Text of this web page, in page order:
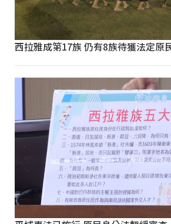
西拉雅成第17族 仍有8族待獲法定原